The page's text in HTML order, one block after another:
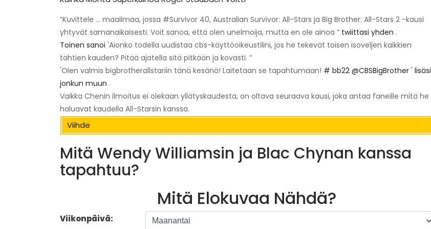
”Kuvittele ... maailmaa, jossa #Survivor 40, Australian Survivor: All-Stars ja Big Brother: All-Stars 2 -kausi
yhtyvät samanaikaisesti. Voit sanoa, että olen unelmoija, mutta en ole ainoa ” twiittasi yhden .
Toinen sanoi 'Aionko todella uudistaa cbs-käyttöoikeustilini, jos he tekevät toisen isoveljen kaikkien
tähtien kauden? Pitää ajatella sitä pitkään ja kovasti. ”
'Olen valmis bigbrotherallstariin tänä kesänä! Laitetaan se tapahtumaan! # bb22 @CBSBigBrother ' lisäsi
jonkun muun .
Vaikka Chenin ilmoitus ei olekaan yllätyskaudesta, on oltava seuraava kausi, joka antaa faneille mitä he
haluavat kaudella All-Starsin kanssa.
Viihde
Mitä Wendy Williamsin ja Blac Chynan kanssa
tapahtuu?
Mitä Elokuvaa Nähdä?
Viikonpäivä: